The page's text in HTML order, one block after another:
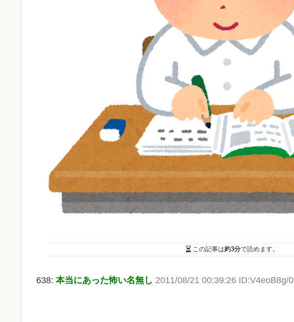
この記事は約3分で読めます。
638: 本当にあった怖い名無し 2011/08/21 00:39:26 ID:V4eoB8g/0